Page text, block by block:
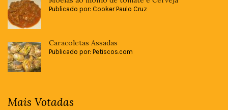
Publicado por: Cooker Paulo Cruz
Caracoletas Assadas
Publicado por: Petiscos.com
Mais Votadas